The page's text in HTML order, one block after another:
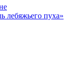
лебяжьего пуха»